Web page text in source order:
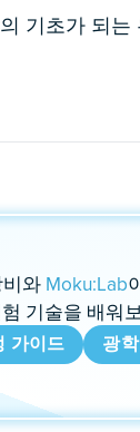
기초가 되
와Moku:Lab
기술을 배워
가이드 광